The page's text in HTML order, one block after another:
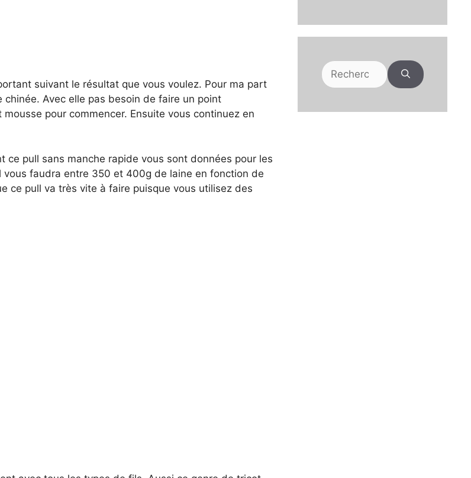
suivant le résultat que vous voulez. Pour ma part
chinée. Avec elle pas besoin de faire un point
pour commencer. Ensuite vous continuez en
ce pull sans manche rapide vous sont données pour les
faudra entre 350 et 400g de laine en fonction de
ce pull va très vite à faire puisque vous utilisez des
Rechercher :